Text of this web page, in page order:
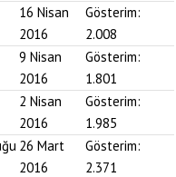
16 Nisan
2016
Gösterim:
2.008
9 Nisan
2016
Gösterim:
1.801
2 Nisan
2016
Gösterim:
1.985
26 Mart
2016
Gösterim:
2.371